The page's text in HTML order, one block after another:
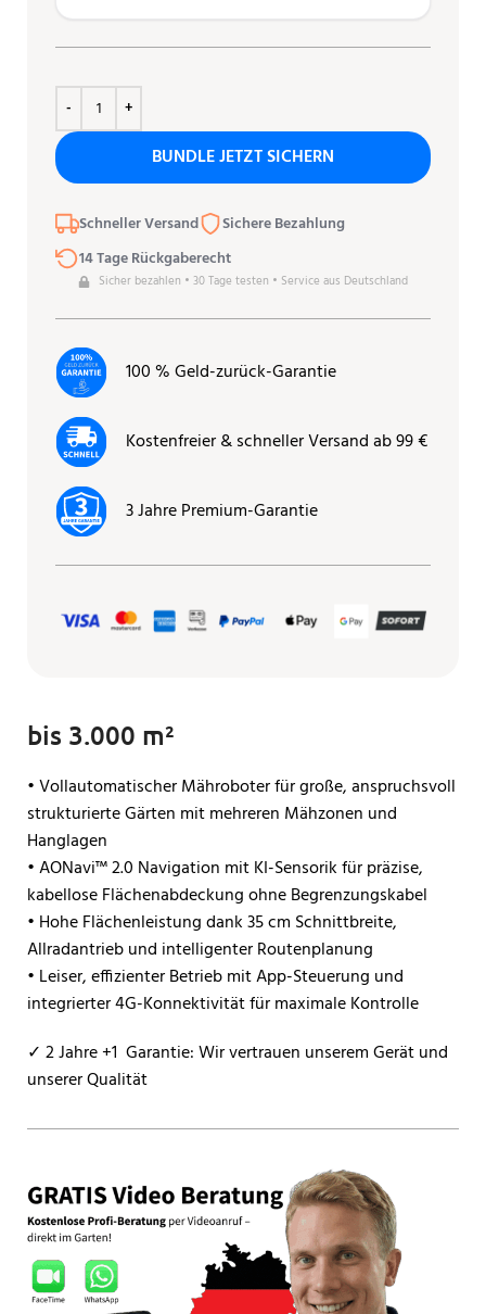
BUNDLE JETZT SICHERN
Schneller Versand
Sichere Bezahlung
14 Tage Rückgaberecht
Sicher bezahlen • 30 Tage testen • Service aus Deutschland
100 % Geld-zurück-Garantie
Kostenfreier & schneller Versand ab 99 €
3 Jahre Premium-Garantie
bis 3.000 m²
• Vollautomatischer Mähroboter für große, anspruchsvoll
strukturierte Gärten mit mehreren Mähzonen und
Hanglagen
• AONavi™ 2.0 Navigation mit KI-Sensorik für präzise,
kabellose Flächenabdeckung ohne Begrenzungskabel
• Hohe Flächenleistung dank 35 cm Schnittbreite,
Allradantrieb und intelligenter Routenplanung
• Leiser, effizienter Betrieb mit App-Steuerung und
integrierter 4G-Konnektivität für maximale Kontrolle
✓ 2 Jahre +1 Garantie: Wir vertrauen unserem Gerät und
unserer Qualität